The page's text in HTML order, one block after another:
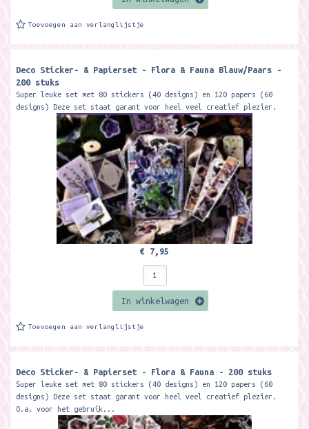
Toevoegen aan verlanglijstje
Deco Sticker- & Papierset - Flora & Fauna Blauw/Paars -
200 stuks
Super leuke set met 80 stickers (40 designs) en 120 papers (60
designs) Deze set staat garant voor heel veel creatief plezier.
O.a. voor het gebruik...
€ 7,95
In winkelwagen
Toevoegen aan verlanglijstje
Deco Sticker- & Papierset - Flora & Fauna - 200 stuks
Super leuke set met 80 stickers (40 designs) en 120 papers (60
designs) Deze set staat garant voor heel veel creatief plezier.
O.a. voor het gebruik...